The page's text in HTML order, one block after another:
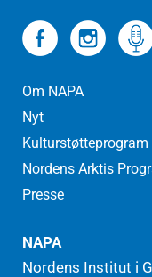
Om NAPA
Nyt
Kulturstøtteprogram
Nordens Arktis
Presse
NAPA
Nordens Institut i